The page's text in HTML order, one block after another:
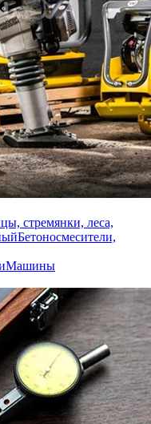
стремянки, леса,
Бетоносмесители,
Машины